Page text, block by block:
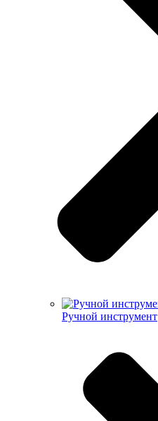
Ручной инструмент